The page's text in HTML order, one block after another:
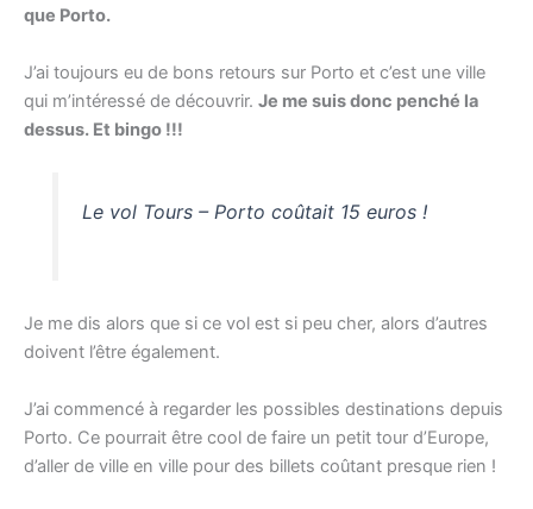
que Porto.
J’ai toujours eu de bons retours sur Porto et c’est une ville
qui m’intéressé de découvrir. Je me suis donc penché la
dessus. Et bingo !!!
Le vol Tours – Porto coûtait 15 euros !
Je me dis alors que si ce vol est si peu cher, alors d’autres
doivent l’être également.
J’ai commencé à regarder les possibles destinations depuis
Porto. Ce pourrait être cool de faire un petit tour d’Europe,
d’aller de ville en ville pour des billets coûtant presque rien !